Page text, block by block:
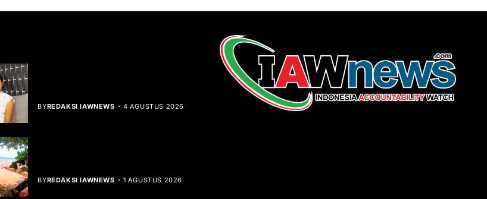
BYREDAKSI IAWNEWS 4 AGUSTUS 2026
BYREDAKSI IAWNEWS 1 AGUSTUS 2026